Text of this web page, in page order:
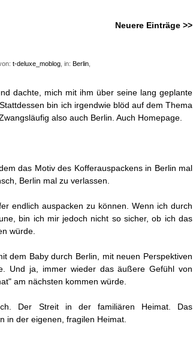
Neuere Einträge >>
t-deluxe_moblog , in: Berlin
dachte, mich mit ihm über seine lang geplante
bin ich irgendwie blöd auf dem Thema
also auch Berlin. Auch Homepage.
das Motiv des Kofferauspackens in Berlin mal
Berlin mal zu verlassen.
endlich auspacken zu können. Wenn ich durch
bin ich mir jedoch nicht so sicher, ob ich das
würde.
dem Baby durch Berlin, mit neuen Perspektiven
Und ja, immer wieder das äußere Gefühl von
am nächsten kommen würde.
Der Streit in der familiären Heimat. Das
in der eigenen, fragilen Heimat.